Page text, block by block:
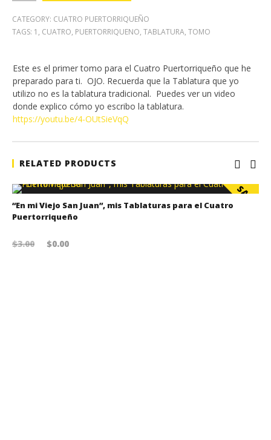
CATEGORY: CUATRO PUERTORRIQUEÑO
TAGS: 1 , CUATRO, PUERTORRIQUENO, TABLATURA, TOMO
Este es el primer tomo para el Cuatro Puertorriqueño que he
preparado para ti. OJO. Recuerda que la Tablatura que yo
utilizo no es la tablatura tradicional. Puedes ver un video
donde explico cómo yo escribo la tablatura.
https://youtu.be/4-OUtSieVqQ
RELATED PRODUCTS
SALE!
“En mi Viejo San Juan”, mis Tablaturas para el Cuatro
Puertorriqueño
$3.00
Original price was: $3.00.
$0.00
Current price is: $0.00.